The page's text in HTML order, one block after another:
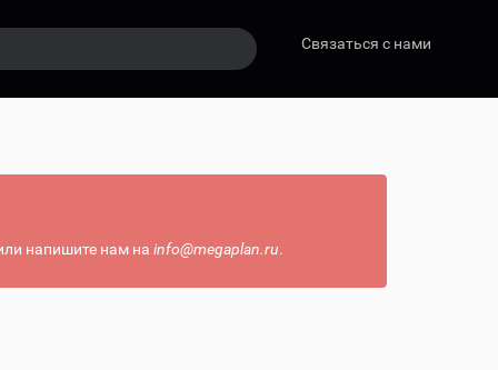
Связаться с нами
напишите нам на info@megaplan.ru.